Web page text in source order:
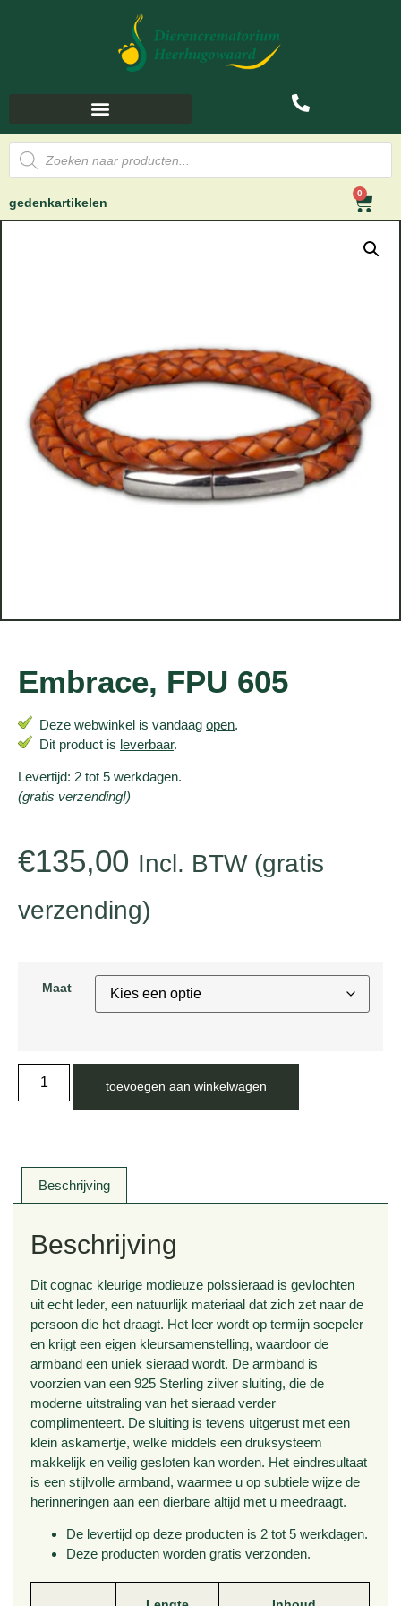
gedenkartikelen
0
Embrace, FPU 605
Deze webwinkel is vandaag open.
Dit product is leverbaar.
Levertijd: 2 tot 5 werkdagen.
(gratis verzending!)
€135,00 Incl. BTW (gratis
verzending)
Maat
toevoegen aan winkelwagen
Beschrijving
Beschrijving
Dit cognac kleurige modieuze polssieraad is gevlochten
uit echt leder, een natuurlijk materiaal dat zich zet naar de
persoon die het draagt. Het leer wordt op termijn soepeler
en krijgt een eigen kleursamenstelling, waardoor de
armband een uniek sieraad wordt. De armband is
voorzien van een 925 Sterling zilver sluiting, die de
moderne uitstraling van het sieraad verder
complimenteert. De sluiting is tevens uitgerust met een
klein askamertje, welke middels een druksysteem
makkelijk en veilig gesloten kan worden. Het eindresultaat
is een stijlvolle armband, waarmee u op subtiele wijze de
herinneringen aan een dierbare altijd met u meedraagt.
De levertijd op deze producten is 2 tot 5 werkdagen.
Deze producten worden gratis verzonden.